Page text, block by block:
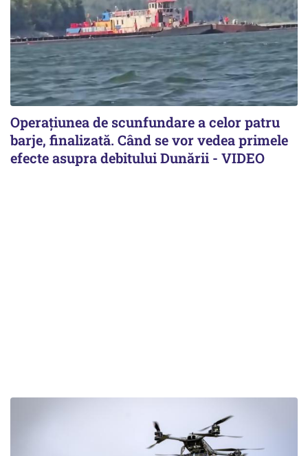
Operațiunea de scunfundare a celor patru
barje, finalizată. Când se vor vedea primele
efecte asupra debitului Dunării - VIDEO